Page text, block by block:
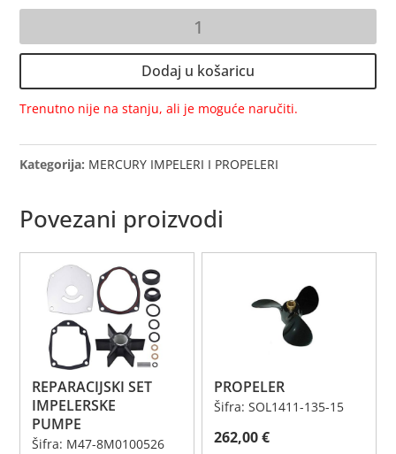
Dodaj u košaricu
Trenutno nije na stanju, ali je moguće naručiti.
Kategorija: MERCURY IMPELERI I PROPELERI
Povezani proizvodi
REPARACIJSKI SET
IMPELERSKE
PUMPE
Šifra: M47-8M0100526
PROPELER
Šifra: SOL1411-135-15
262,00€